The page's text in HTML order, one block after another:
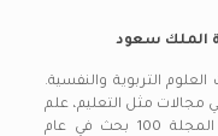
الملك سعود
التربوية والنفسية.
مجالات مثل التعليم، علم
: نشرت المجلة 100 بحث في عام